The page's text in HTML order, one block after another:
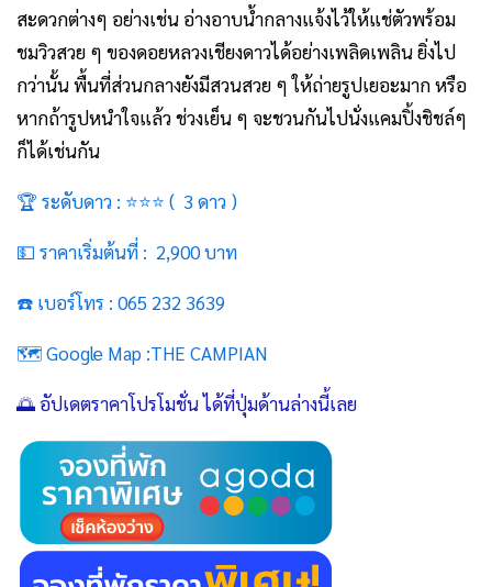
สะดวกต่างๆ อย่างเช่น อ่างอาบน้ำกลางแจ้งไว้ให้แช่ตัวพร้อม
ชมวิวสวย ๆ ของดอยหลวงเชียงดาวได้อย่างเพลิดเพลิน ยิ่งไป
กว่านั้น พื้นที่ส่วนกลางยังมีสวนสวย ๆ ให้ถ่ายรูปเยอะมาก หรือ
หากถ้ารูปหนำใจแล้ว ช่วงเย็น ๆ จะชวนกันไปนั่งแคมปิ้งชิชล์ๆ
ก็ได้เช่นกัน
🏆 ระดับดาว : ⭐⭐⭐ ( 3 ดาว )
💵 ราคาเริ่มต้นที่ : 2,900 บาท
☎️ เบอร์โทร : 065 232 3639
🗺️ Google Map :THE CAMPIAN
🌅 อัปเดตราคาโปรโมชั่น ได้ที่ปุ่มด้านล่างนี้เลย